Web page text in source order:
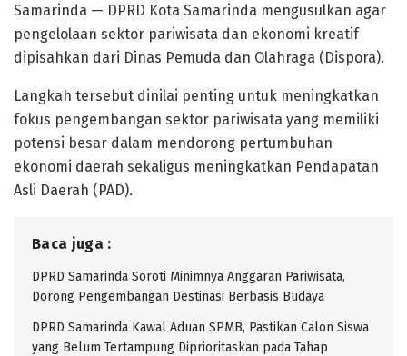
Samarinda — DPRD Kota Samarinda mengusulkan agar
pengelolaan sektor pariwisata dan ekonomi kreatif
dipisahkan dari Dinas Pemuda dan Olahraga (Dispora).
Langkah tersebut dinilai penting untuk meningkatkan
fokus pengembangan sektor pariwisata yang memiliki
potensi besar dalam mendorong pertumbuhan
ekonomi daerah sekaligus meningkatkan Pendapatan
Asli Daerah (PAD).
Baca juga :
DPRD Samarinda Soroti Minimnya Anggaran Pariwisata,
Dorong Pengembangan Destinasi Berbasis Budaya
DPRD Samarinda Kawal Aduan SPMB, Pastikan Calon Siswa
yang Belum Tertampung Diprioritaskan pada Tahap